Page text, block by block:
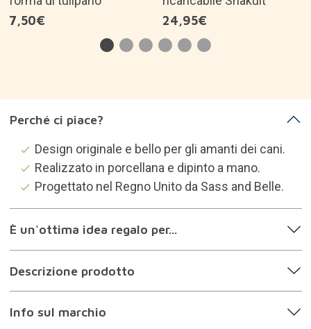
7,50€
24,95€
Perché ci piace?
Design originale e bello per gli amanti dei cani.
Realizzato in porcellana e dipinto a mano.
Progettato nel Regno Unito da Sass and Belle.
È un'ottima idea regalo per...
Descrizione prodotto
Info sul marchio